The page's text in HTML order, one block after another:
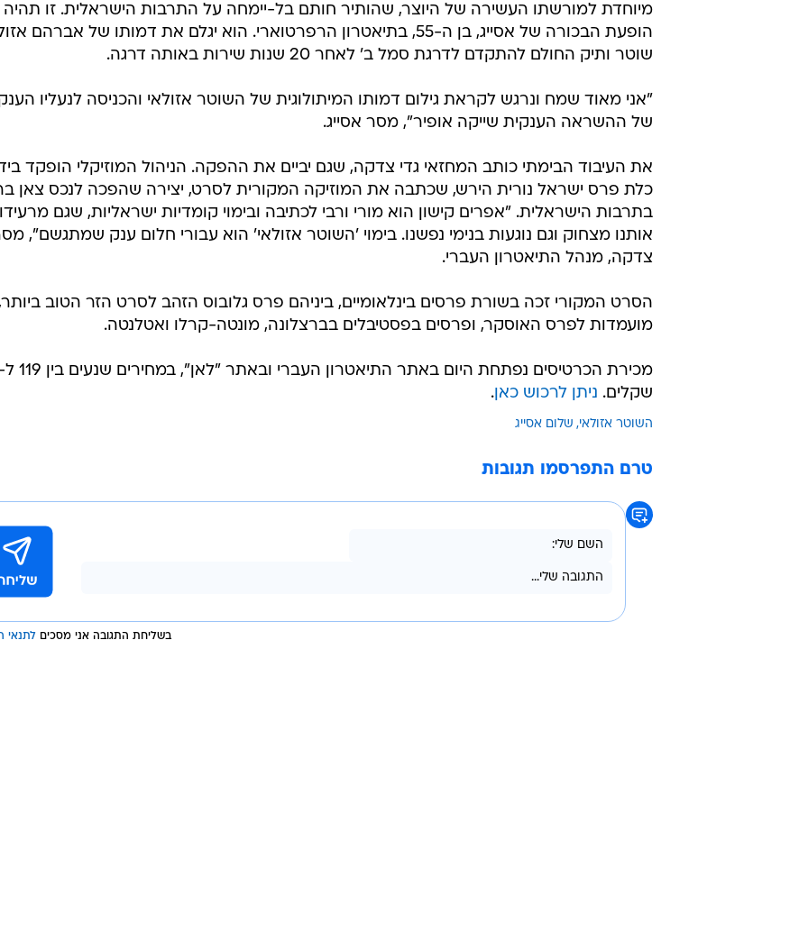
מיוחדת למורשתו העשירה של היוצר, שהותיר חותם בל-יימחה על התרבות הישראלית. זו תהיה
הופעת הבכורה של אסייג, בן ה-55, בתיאטרון הרפרטוארי. הוא יגלם את דמותו של אברהם
שוטר ותיק החולם להתקדם לדרגת סמל ב' לאחר 20 שנות שירות באותה דרגה.
"אני מאוד שמח ונרגש לקראת גילום דמותו המיתולוגית של השוטר אזולאי והכניסה לנעליו
של ההשראה הענקית שייקה אופיר", מסר אסייג.
את העיבוד הבימתי כותב המחזאי גדי צדקה, שגם יביים את ההפקה. הניהול המוזיקלי הופקד
כלת פרס ישראל נורית הירש, שכתבה את המוזיקה המקורית לסרט, יצירה שהפכה לנכס צאן
בתרבות הישראלית. "אפרים קישון הוא מורי ורבי לכתיבה ובימוי קומדיות ישראליות, שגם
אותנו מצחוק וגם נוגעות בנימי נפשנו. בימוי 'השוטר אזולאי' הוא עבורי חלום ענק שמתגשם",
צדקה, מנהל התיאטרון העברי.
הסרט המקורי זכה בשורת פרסים בינלאומיים, ביניהם פרס גלובוס הזהב לסרט הזר הטוב
מועמדות לפרס האוסקר, ופרסים בפסטיבלים בברצלונה, מונטה-קרלו ואטלנטה.
שקלים. ניתן לרכוש כאן.
השוטר אזולאי שלום אסייג
טרם התפרסמו תגובות
בשליחת התגובה אני מסכים לתנאי